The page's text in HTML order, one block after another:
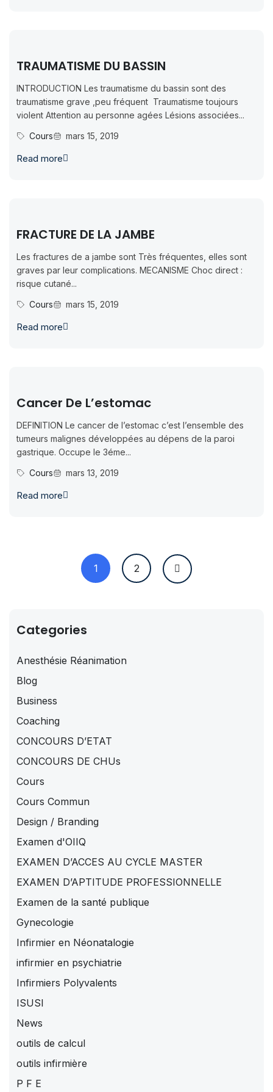
TRAUMATISME DU BASSIN
INTRODUCTION Les traumatisme du bassin sont des
traumatisme grave ,peu fréquent Traumatisme toujours
violent Attention au personne agées Lésions associées...
Cours
mars 15, 2019
Read more
FRACTURE DE LA JAMBE
Les fractures de a jambe sont Très fréquentes, elles sont
graves par leur complications. MECANISME Choc direct :
risque cutané...
Cours
mars 15, 2019
Read more
Cancer De L’estomac
DEFINITION Le cancer de l’estomac c’est l’ensemble des
tumeurs malignes développées au dépens de la paroi
gastrique. Occupe le 3éme...
Cours
mars 13, 2019
Read more
1 2
Categories
Anesthésie Réanimation
Blog
Business
Coaching
CONCOURS D’ETAT
CONCOURS DE CHUs
Cours
Cours Commun
Design / Branding
Examen d'OIIQ
EXAMEN D’ACCES AU CYCLE MASTER
EXAMEN D’APTITUDE PROFESSIONNELLE
Examen de la santé publique
Gynecologie
Infirmier en Néonatalogie
infirmier en psychiatrie
Infirmiers Polyvalents
ISUSI
News
outils de calcul
outils infirmière
P F E